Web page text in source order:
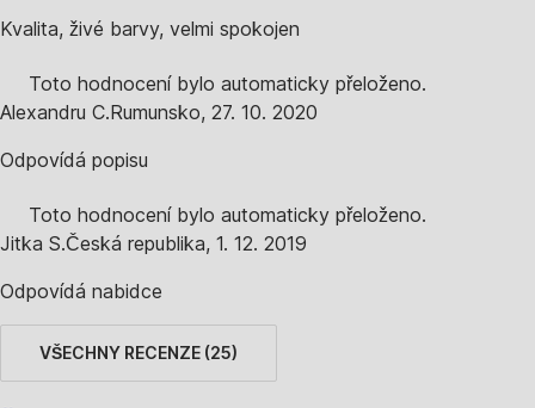
Kvalita, živé barvy, velmi spokojen
Toto hodnocení bylo automaticky přeloženo.
Alexandru C.Rumunsko, 27. 10. 2020
Odpovídá popisu
Toto hodnocení bylo automaticky přeloženo.
Jitka S.Česká republika, 1. 12. 2019
Odpovídá nabidce
VŠECHNY RECENZE (25)